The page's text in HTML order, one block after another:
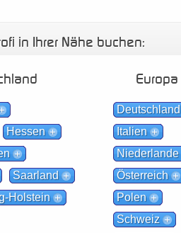
in Ihrer Nähe buchen:
Hessen
Saarland
Holstein
Europa
Deutschland
Italien
Niederlande
Österreich
Polen
Schweiz